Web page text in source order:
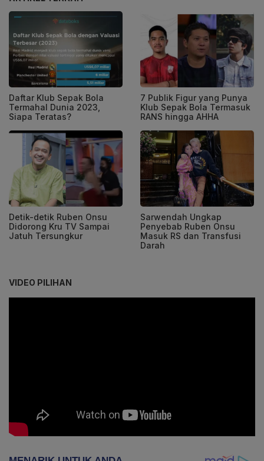
Daftar Klub Sepak Bola
Termahal Dunia 2023,
Siapa Teratas?
7 Publik Figur yang Punya
Klub Sepak Bola Termasuk
RANS hingga AHHA
Detik-detik Ruben Onsu
Didorong Kru TV Sampai
Jatuh Tersungkur
Sarwendah Ungkap
Penyebab Ruben Onsu
Masuk RS dan Transfusi
Darah
VIDEO PILIHAN